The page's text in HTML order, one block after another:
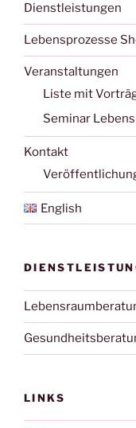
Dienstleistungen
Lebensprozesse
Veranstaltungen
Liste mit
Seminar
Kontakt
English
LINKS